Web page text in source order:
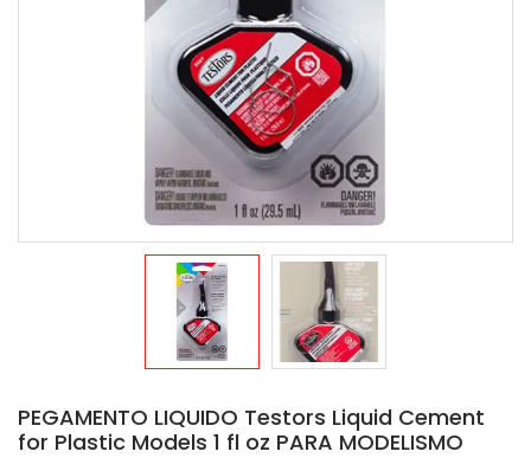
PEGAMENTO LIQUIDO Testors Liquid Cement
for Plastic Models 1 fl oz PARA MODELISMO